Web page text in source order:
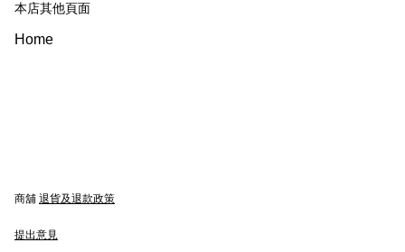
本店其他頁面
Home
商舖 退貨及退款政策
提出意見